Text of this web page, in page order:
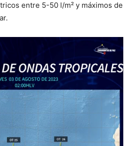
entre 5-50 l/m² y máximos de